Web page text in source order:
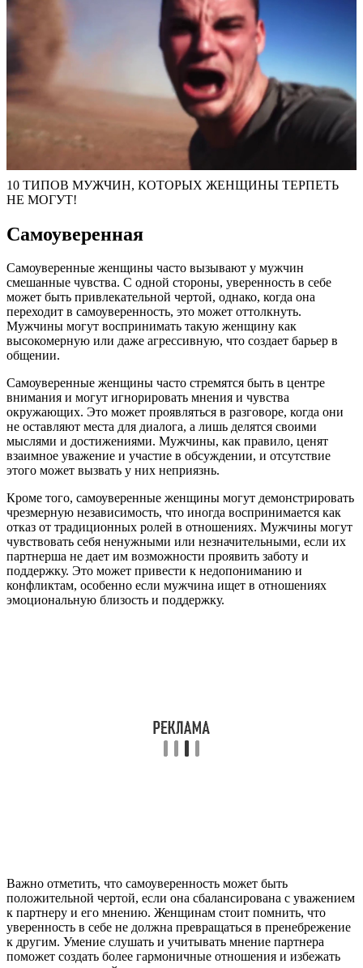
10 ТИПОВ МУЖЧИН, КОТОРЫХ ЖЕНЩИНЫ ТЕРПЕТЬ
НЕ МОГУТ!
Самоуверенная
Самоуверенные женщины часто вызывают у мужчин
смешанные чувства. С одной стороны, уверенность в себе
может быть привлекательной чертой, однако, когда она
переходит в самоуверенность, это может оттолкнуть.
Мужчины могут воспринимать такую женщину как
высокомерную или даже агрессивную, что создает барьер в
общении.
Самоуверенные женщины часто стремятся быть в центре
внимания и могут игнорировать мнения и чувства
окружающих. Это может проявляться в разговоре, когда они
не оставляют места для диалога, а лишь делятся своими
мыслями и достижениями. Мужчины, как правило, ценят
взаимное уважение и участие в обсуждении, и отсутствие
этого может вызвать у них неприязнь.
Кроме того, самоуверенные женщины могут демонстрировать
чрезмерную независимость, что иногда воспринимается как
отказ от традиционных ролей в отношениях. Мужчины могут
чувствовать себя ненужными или незначительными, если их
партнерша не дает им возможности проявить заботу и
поддержку. Это может привести к недопониманию и
конфликтам, особенно если мужчина ищет в отношениях
эмоциональную близость и поддержку.
Важно отметить, что самоуверенность может быть
положительной чертой, если она сбалансирована с уважением
к партнеру и его мнению. Женщинам стоит помнить, что
уверенность в себе не должна превращаться в пренебрежение
к другим. Умение слушать и учитывать мнение партнера
поможет создать более гармоничные отношения и избежать